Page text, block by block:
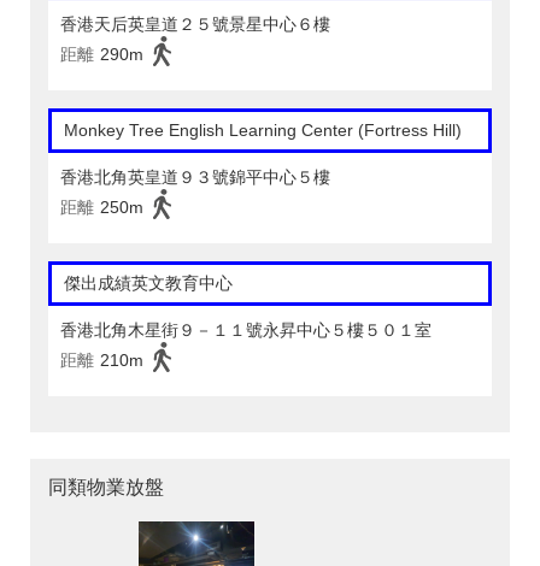
香港天后英皇道２５號景星中心６樓
距離 290m
Monkey Tree English Learning Center (Fortress Hill)
香港北角英皇道９３號錦平中心５樓
距離 250m
傑出成績英文教育中心
香港北角木星街９－１１號永昇中心５樓５０１室
距離 210m
同類物業放盤